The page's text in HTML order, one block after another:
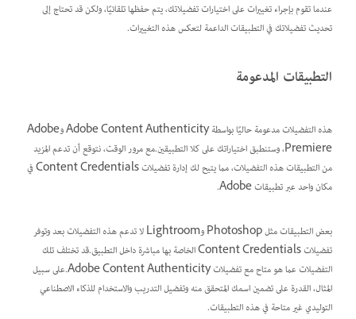
عندما تقوم بإجراء تغييرات على اختيارات تفضيلاتك، يتم حفظها تلقائيًا، ولكن قد تحتاج إلى
تحديث تفضيلاتك في التطبيقات الداعمة لتعكس هذه التغييرات.
التطبيقات المدعومة
هذه التفضيلات مدعومة حاليًا بواسطة Adobe Content Authenticity وAdobe
Premiere، وستنطبق اختياراتك على كلا التطبيقين.مع مرور الوقت، نتوقع أن تدعم المزيد
من التطبيقات هذه التفضيلات، مما يتيح لك إدارة تفضيلات Content Credentials في
مكان واحد عبر تطبيقات Adobe.
بعض التطبيقات مثل Photoshop وLightroom لا تدعم هذه التفضيلات بعد وتوفر
تفضيلات Content Credentials الخاصة بها مباشرة داخل التطبيق.قد تختلف تلك
التفضيلات عما هو متاح مع تفضيلات Adobe Content Authenticity.على سبيل
المثال، القدرة على تضمين اسمك المتحقق منه وتفضيل التدريب والاستخدام للذكاء الاصطناعي
التوليدي غير متاحة في هذه التطبيقات.